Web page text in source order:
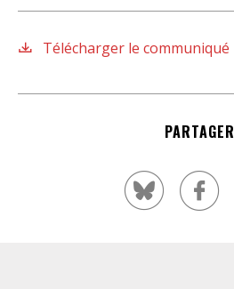
Télécharger le communiqué
PARTAGER